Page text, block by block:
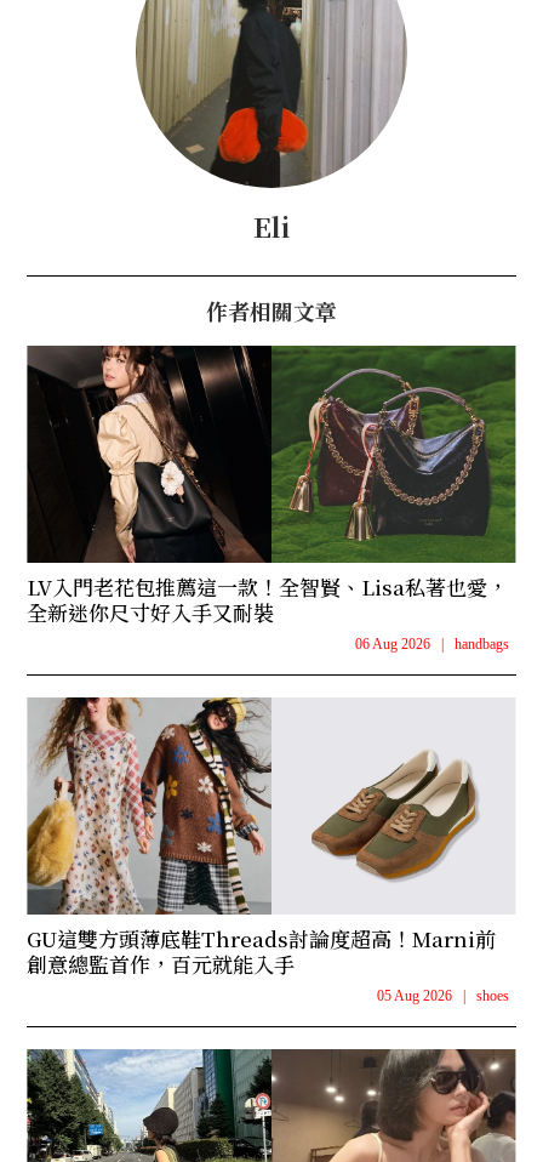
Eli
作者相關文章
LV入門老花包推薦這一款！全智賢、Lisa私著也愛，
全新迷你尺寸好入手又耐裝
06 Aug 2026 handbags
GU這雙方頭薄底鞋Threads討論度超高！Marni前
創意總監首作，百元就能入手
05 Aug 2026 shoes